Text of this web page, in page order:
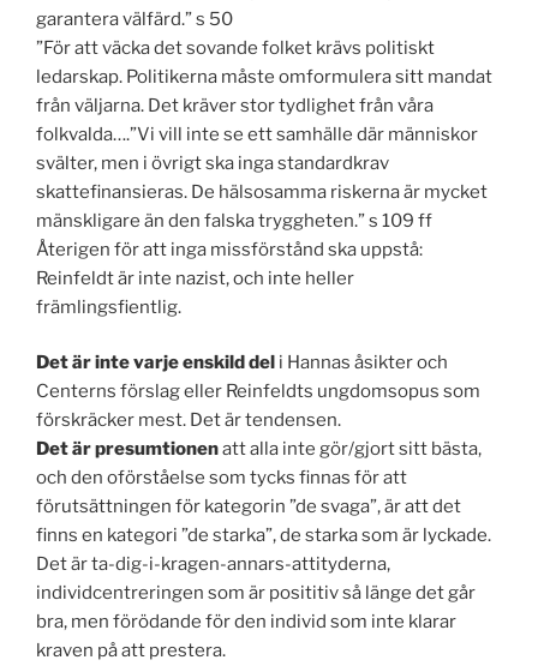
garantera välfärd.” s 50
”För att väcka det sovande folket krävs politiskt
ledarskap. Politikerna måste omformulera sitt mandat
från väljarna. Det kräver stor tydlighet från våra
folkvalda….”Vi vill inte se ett samhälle där människor
svälter, men i övrigt ska inga standardkrav
skattefinansieras. De hälsosamma riskerna är mycket
mänskligare än den falska tryggheten.” s 109 ff
Återigen för att inga missförstånd ska uppstå:
Reinfeldt är inte nazist, och inte heller
främlingsfientlig.
Det är inte varje enskild del i Hannas åsikter och
Centerns förslag eller Reinfeldts ungdomsopus som
förskräcker mest. Det är tendensen.
Det är presumtionenatt alla inte gör/gjort sitt bästa,
och den oförståelse som tycks finnas för att
förutsättningen för kategorin ”de svaga”, är att det
finns en kategori ”de starka”, de starka som är lyckade.
Det är ta-dig-i-kragen-annars-attityderna,
individcentreringen som är posititiv så länge det går
bra, men förödande för den individ som inte klarar
kraven på att prestera.